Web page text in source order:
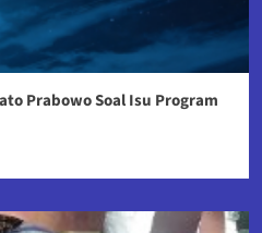
Prabowo Soal Isu Program